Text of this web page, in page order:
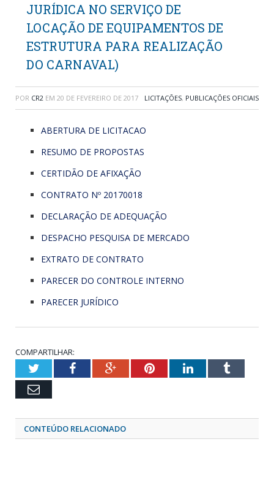
JURÍDICA NO SERVIÇO DE
LOCAÇÃO DE EQUIPAMENTOS DE
ESTRUTURA PARA REALIZAÇÃO
DO CARNAVAL)
POR CR2 EM 20 DE FEVEREIRO DE 2017 LICITAÇÕES, PUBLICAÇÕES OFICIAIS
ABERTURA DE LICITACAO
RESUMO DE PROPOSTAS
CERTIDÃO DE AFIXAÇÃO
CONTRATO Nº 20170018
DECLARAÇÃO DE ADEQUAÇÃO
DESPACHO PESQUISA DE MERCADO
EXTRATO DE CONTRATO
PARECER DO CONTROLE INTERNO
PARECER JURÍDICO
COMPARTILHAR:
TwitterFacebookGoogle+PinterestLinkedInTumblr
Email
CONTEÚDO RELACIONADO